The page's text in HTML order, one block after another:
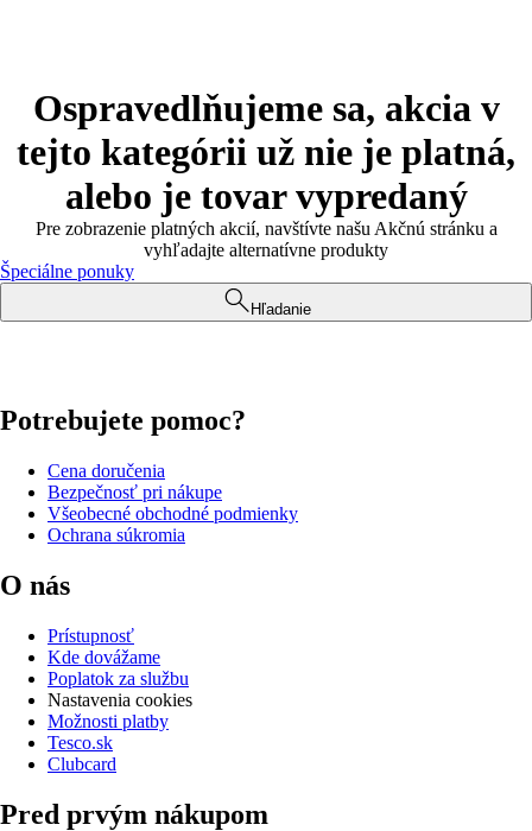
Ospravedlňujeme sa, akcia v
tejto kategórii už nie je platná,
alebo je tovar vypredaný
Pre zobrazenie platných akcií, navštívte našu Akčnú stránku a
vyhľadajte alternatívne produkty
Špeciálne ponuky
Hľadanie
Potrebujete pomoc?
Cena doručenia
Bezpečnosť pri nákupe
Všeobecné obchodné podmienky
Ochrana súkromia
O nás
Prístupnosť
Kde dovážame
Poplatok za službu
Nastavenia cookies
Možnosti platby
Tesco.sk
Clubcard
Pred prvým nákupom